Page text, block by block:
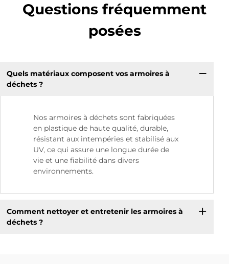
Questions fréquemment
posées
Quels matériaux composent vos armoires à
déchets ?
Nos armoires à déchets sont fabriquées
en plastique de haute qualité, durable,
résistant aux intempéries et stabilisé aux
UV, ce qui assure une longue durée de
vie et une fiabilité dans divers
environnements.
Comment nettoyer et entretenir les armoires à
déchets ?